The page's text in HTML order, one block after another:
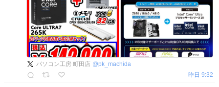
パソコン工房 町田店 @pk_machida
昨日 9:32